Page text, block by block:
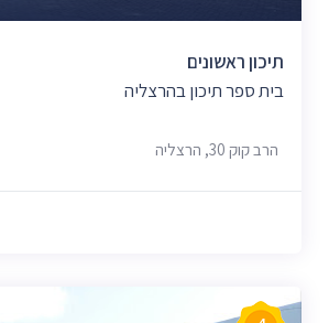
תיכון ראשונים
בית ספר תיכון בהרצליה
הרב קוק 30, הרצליה